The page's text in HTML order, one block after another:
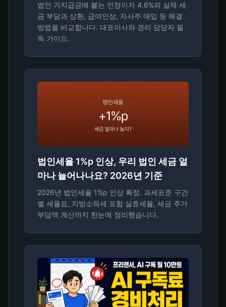
법인 가지급금에 붙는 인정이자 4.6%의 실제 세
금 부담과 상환, 급여인상, 자사주 매입 등 해결
방법을 비교합니다. 대표이사와 경리 담당자 필
독 가이드.
법인세율 1%p 인상, 우리 법인 세금 얼
마나 늘어나나요? 2026년 기준
2026년 법인세율 1%p 인상 확정. 과세표준 구간
별 세율표, 지방소득세 포함 실효세율, 세금 추가
부담액 계산까지 한눈에 정리했습니다.